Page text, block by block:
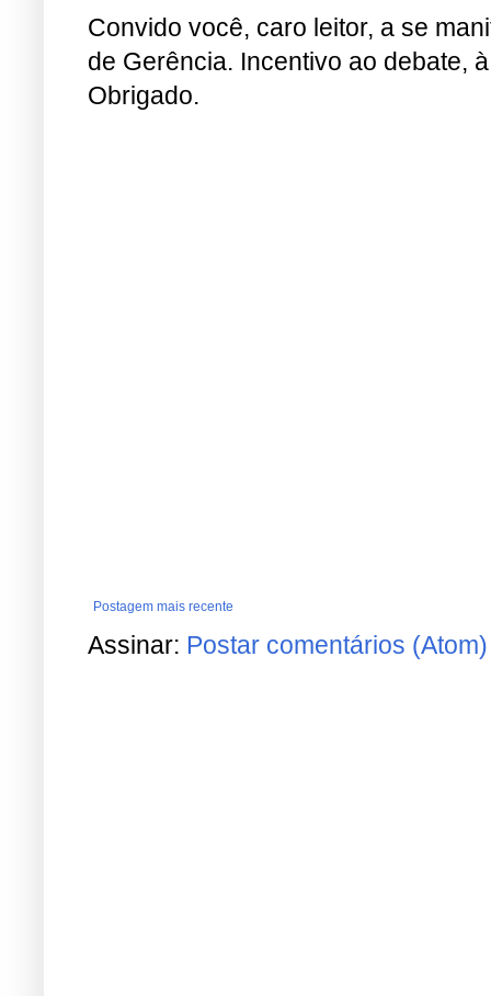
Convido você, caro leitor, a se
de Gerência. Incentivo ao debate,
Obrigado.
Postagem mais recente
Assinar: Postar comentários (Atom)